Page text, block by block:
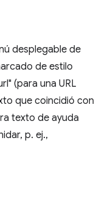
desplegable de
de estilo
(para una URL
que coincidió con
texto de ayuda
p. ej.,